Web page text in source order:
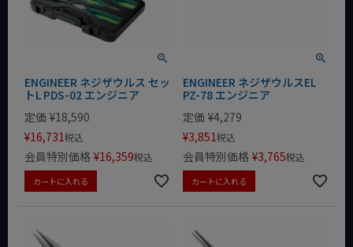
ENGINEER ネジザウルス セッ
トL PDS-02 エンジニア
定価 ¥18,590
¥16,731税込
会員特別価格 ¥16,359税込
カートに入れる
ENGINEER ネジザウルスEL
PZ-78 エンジニア
定価 ¥4,279
¥3,851税込
会員特別価格 ¥3,765税込
カートに入れる